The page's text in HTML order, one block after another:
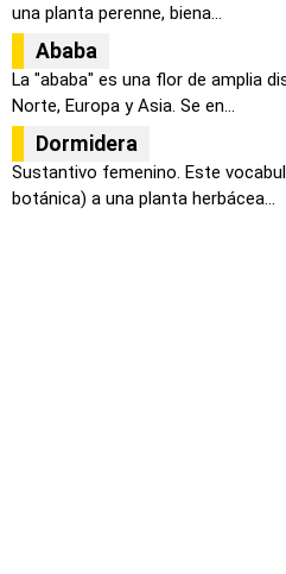
una planta perenne, biena...
Ababa
La "ababa" es una flor de amplia
Norte, Europa y Asia. Se en...
Dormidera
Sustantivo femenino. Este
botánica) a una planta herbácea...